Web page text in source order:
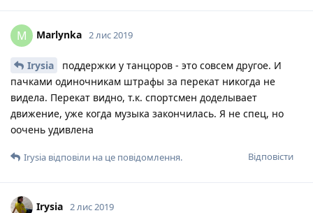
M Marlynka 2 лис 2019
Irysia
поддержки у танцоров - это совсем другое. И
пачками одиночникам штрафы за перекат никогда не
видела. Перекат видно, т.к. спортсмен доделывает
движение, уже когда музыка закончилась. Я не спец, но
оочень удивлена
Відповісти
Irysia відповіли на це повідомлення.
Irysia 2 лис 2019